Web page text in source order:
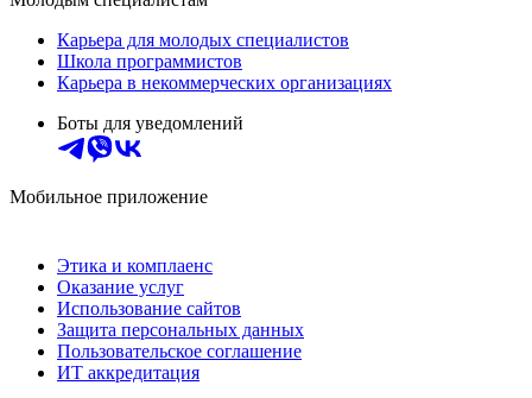
Карьера для молодых специалистов
Школа программистов
Карьера в некоммерческих организациях
Боты для уведомлений
Мобильное приложение
Этика и комплаенс
Оказание услуг
Использование сайтов
Защита персональных данных
Пользовательское соглашение
ИТ аккредитация